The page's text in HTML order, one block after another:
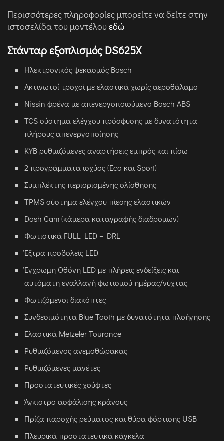
Περισσότερες πληροφορίες μπορείτε να δείτε στην
ιστοσελίδα του μοντέλουεδώ
Στάνταρ εξοπλισμός DS625X
Ηλεκτρονικός ψεκασμός Bosch
Ακτινωτοί τροχοί με ελαστικά χωρίς αεροθάλαμο
Nissin φρένα με απενεργοποιούμενο Bosch ABS
TCS σύστημα ελέγχου πρόσφυσης με δυνατότητα
πλήρους απενεργοποίησης
KYB ρυθμιζόμενες αναρτήσεις εμπρός και πίσω
2 προγράμματα ισχύος (Eco και Sport)
Συμπλέκτης περιορισμένης ολίσθησης
TPMS σύστημα ελέγχου πίεσης ελαστικών
Dash Cam (κάμερα καταγραφής διαδρομών)
Φωτιστικά FULL LED – DRL
Έξτρα προβολείς LED
Έγχρωμη Οθόνη LED με πλήρεις ενδείξεις και
αυτόματη εναλλαγή φωτισμού ημέρας/νύχτας
Φωτιζόμενοι διακόπτες
Συνδεσιμότητα Blue Tooth με δυνατότητα πλοήγησης
Ελαστικά Metzeler Tourance
Ρυθμιζόμενος ανεμοθώρακας
Ρυθμιζόμενες μανέτες
Προστατευτικές χούφτες
Άγκιστρο ασφάλισης κράνους
Πρίζα παροχής ρεύματος και θύρα φόρτισης USB
Πλευρικά προστατευτικά κάγκελα